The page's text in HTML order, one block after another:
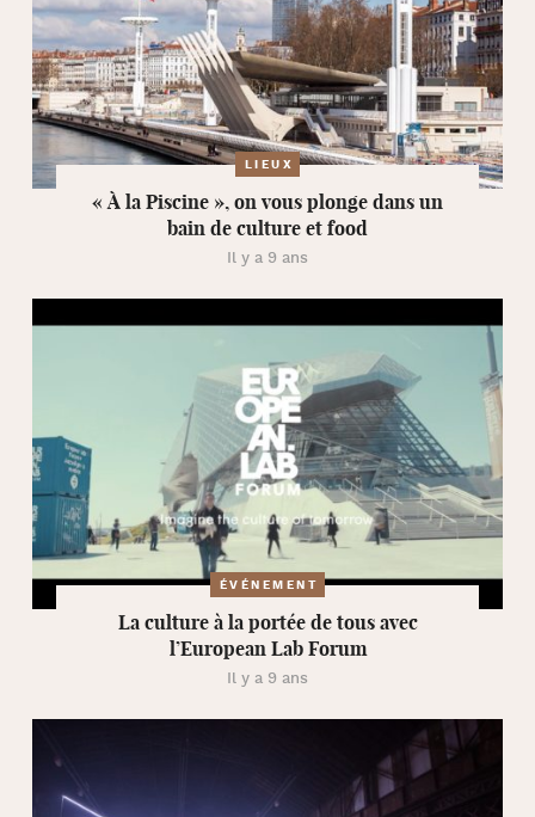
LIEUX
« À la Piscine », on vous plonge dans un
bain de culture et food
Il y a 9 ans
ÉVÉNEMENT
La culture à la portée de tous avec
l’European Lab Forum
Il y a 9 ans